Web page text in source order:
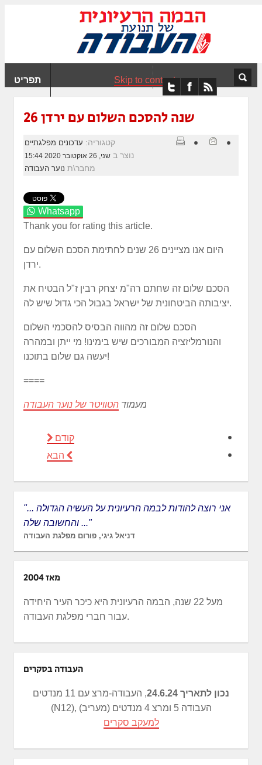
תפריט Skip to content
26 שנה להסכם השלום עם ירדן
קטגוריה: עדכונים מפלגתיים
נוצר ב שני, 26 אוקטובר 2020 15:44
מחבר\ת נוער העבודה
Whatsapp
Thank you for rating this article.
היום אנו מציינים 26 שנים לחתימת הסכם השלום עם
ירדן.
הסכם שלום זה שחתם רה"מ יצחק רבין ז"ל הבטיח את
יציבותה הביטחונית של ישראל בגבול הכי גדול שיש לה.
הסכם שלום זה מהווה הבסיס להסכמי השלום
והנורמליזציה המבורכים שיש בימינו! מי ייתן ובמהרה
יעשה גם שלום בתוכנו!
====
מעמוד הטוויטר של נוער העבודה
קודם
הבא
"... אני רוצה להודות לבמה הרעיונית על העשיה הגדולה
והחשובה שלה ..."
דניאל גיגי, פורום מפלגת העבודה
מאז 2004
מעל 22 שנה, הבמה הרעיונית היא כיכר העיר היחידה
עבור חברי מפלגת העבודה.
העבודה בסקרים
נכון לתאריך 24.6.24
, העבודה-מרצ עם 11 מנדטים
(N12), העבודה 5 ומרצ 4 מנדטים (מעריב)
למעקב סקרים